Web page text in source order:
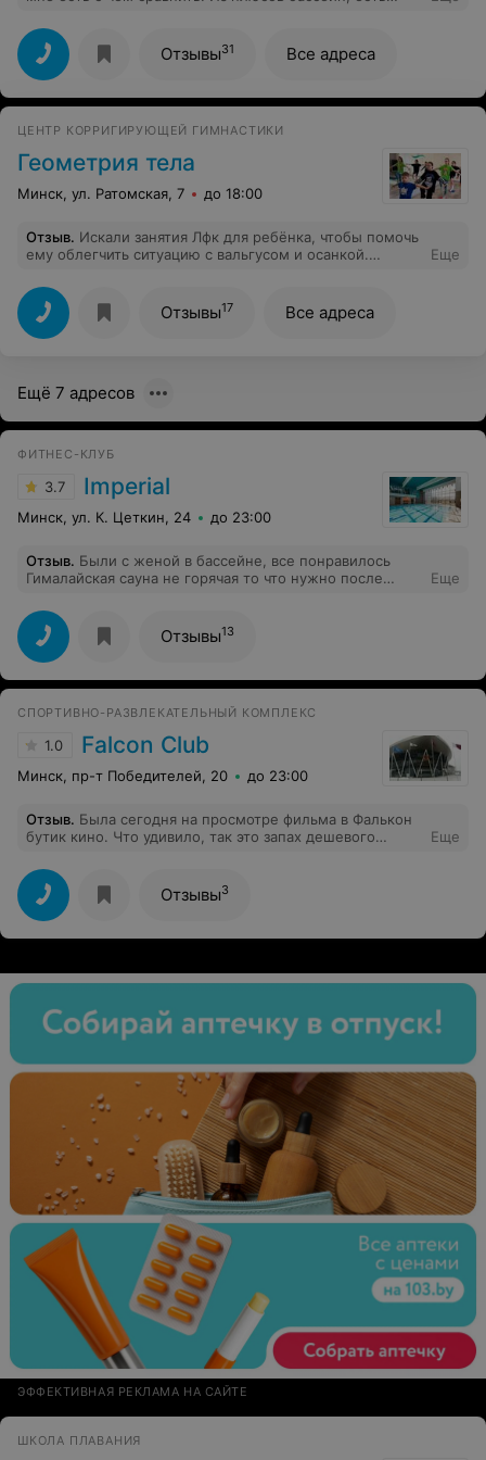
цена норм. Были вчетвером, но можно и больше
людей. Всем понравилось, остались довольны!!!
Отзывы31 Все адреса
ЦЕНТР КОРРИГИРУЮЩЕЙ ГИМНАСТИКИ
Геометрия тела
Минск, ул. Ратомская, 7 до 18:00
Отзыв. Искали занятия Лфк для ребёнка, чтобы помочь
ему облегчить ситуацию с вальгусом и осанкой.
Уже видна положительная динамика.
Еще
Отзывы17 Все адреса
Ещё 7 адресов
ФИТНЕС-КЛУБ
3.7 Imperial
Минск, ул. К. Цеткин, 24 до 23:00
Отзыв. Были с женой в бассейне, все понравилось
Гималайская сауна не горячая то что нужно после
выдают полотенца)
Еще
Отзывы13
СПОРТИВНО-РАЗВЛЕКАТЕЛЬНЫЙ КОМПЛЕКС
1.0 Falcon Club
Минск, пр-т Победителей, 20 до 23:00
Отзыв. Была сегодня на просмотре фильма в Фалькон
бутик кино. Что удивило, так это запах дешевого
некуда деваться. Вот тебе и бутик.... Далее, купили
билеты, прошли на второй этаж, там есть гардероб,
что приятно удивило. Кинотеатр, если можно так
сказать, довольно просторный. Длинный коридор, из
которого можно попасть в кинозалы и туалет,
можно прямо на просмотр взять кофе, бокал вина, или
очень впечатлил - огромные удобные кресла и
столики. Кресла регулируются и очень просторные. Но
вот картинка не впечатлила вообще, к превеликому
сожалению. Звук как в хорошем домашнем
кинотеатре. Ну что ж, сочетание цена-качество для
меня 8 из 10. О потраченное времени не жалею, приду
Еще
Отзывы3
ЭФФЕКТИВНАЯ РЕКЛАМА НА САЙТЕ
ШКОЛА ПЛАВАНИЯ